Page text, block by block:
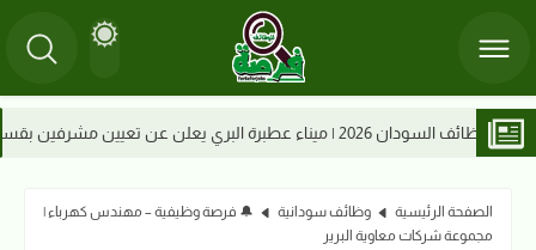
وظائف السودان |
الصفحة الرئيسية وظائف سودانية
🔔 فرصة وظيفية – مهندس كهرباء |
مجموعة شركات معاوية البرير